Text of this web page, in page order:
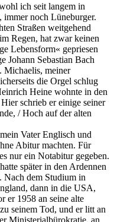
ich seit langem in
immer noch Lüneburger.
Straßen weitgehend
Regen, hat zwar keinen
Lebensform« gepriesen
Johann Sebastian Bach
Michaelis, meiner
die Orgel schlug
Heine wohnte in den
schrieb er einige seiner
/ Hoch auf der alten
Vater Englisch und
Abitur machten. Für
nur ein Notabitur gegeben.
später in den Ardennen
Nach dem Studium in
dann in die USA,
er 1958 an seine alte
seinem Tod, und er litt an
Ministerial­bürokratie, an